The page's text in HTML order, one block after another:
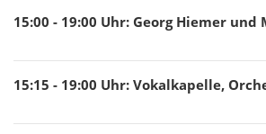
15:00 - 19:00 Uhr: Georg Hiemer und
15:15 - 19:00 Uhr: Vokalkapelle,